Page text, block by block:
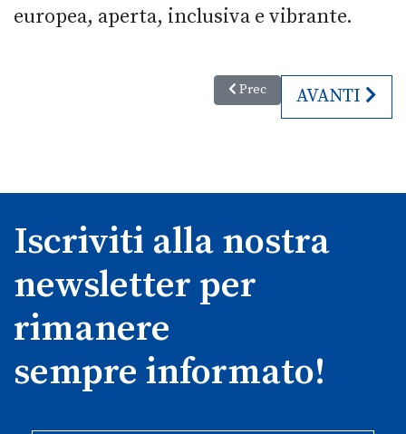
europea, aperta, inclusiva e vibrante.
Articolo precedente:
Prec ARTICOLO
AVANTI
Iscriviti alla nostra
newsletter per
rimanere
sempre informato!